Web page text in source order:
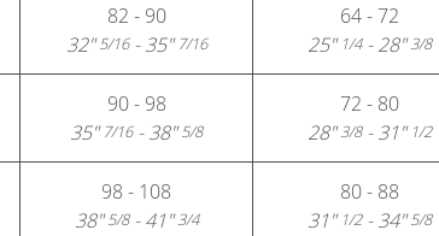
82 - 90
32"5/16- 35"7/16
64 - 72
25"1/4- 28"3/8
90 - 98
35"7/16- 38"5/8
72 - 80
28"3/8- 31"1/2
98 - 108
38"5/8- 41"3/4
80 - 88
31"1/2- 34"5/8